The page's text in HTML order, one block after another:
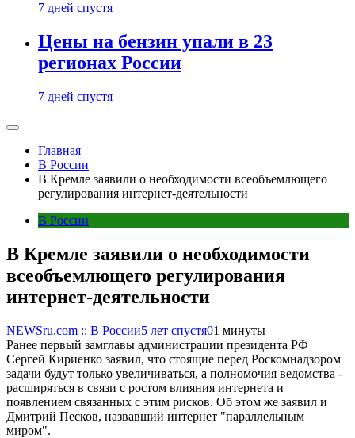
7 дней спустя
Цены на бензин упали в 23
регионах России
7 дней спустя
Главная
В России
В Кремле заявили о необходимости всеобъемлющего
регулирования интернет-деятельности
В России
В Кремле заявили о необходимости
всеобъемлющего регулирования
интернет-деятельности
NEWSru.com :: В России5 лет спустя01 минуты
Ранее первый замглавы администрации президента РФ
Сергей Кириенко заявил, что стоящие перед Роскомнадзором
задачи будут только увеличиваться, а полномочия ведомства -
расширяться в связи с ростом влияния интернета и
появлением связанных с этим рисков. Об этом же заявил и
Дмитрий Песков, назвавший интернет "параллельным
миром".